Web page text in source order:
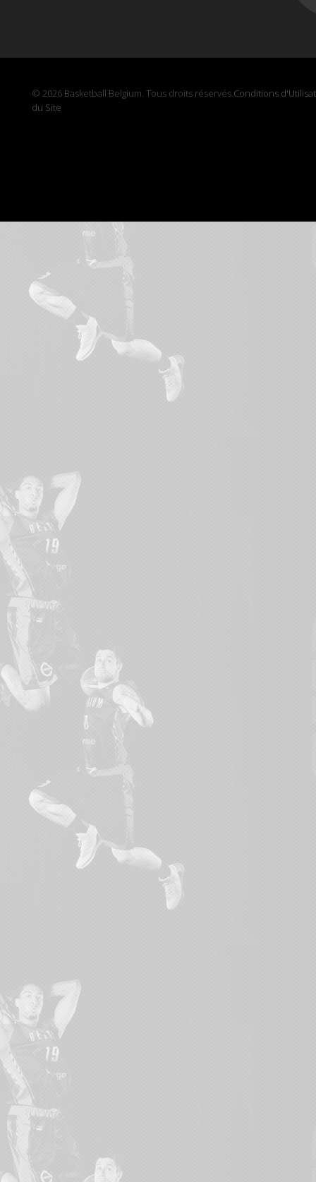
© 2026 Basketball Belgium. Tous droits réservés.Conditions
du Site